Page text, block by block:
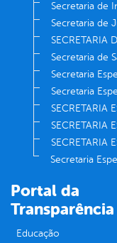
Secretaria de
Secretaria de
SECRETARIA
Secretaria de
Secretaria
Secretaria
SECRETARIA
SECRETARIA
SECRETARIA
Secretaria
Portal da
Transparência
Educação